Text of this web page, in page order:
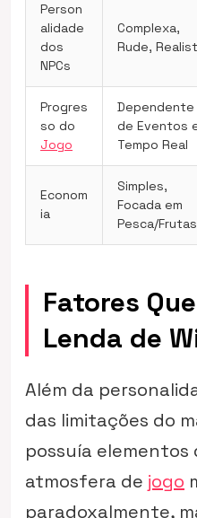
Person
alidade
dos
NPCs
Complexa,
Rude,
Progres
so do
Jogo
Dependente
de Eventos
Tempo Real
Econom
ia
Simples,
Focada em
Pesca/Frutas
Fatores
Lenda de
Além da
das limitações do
possuía elementos
atmosfera de jogo
paradoxalmente,